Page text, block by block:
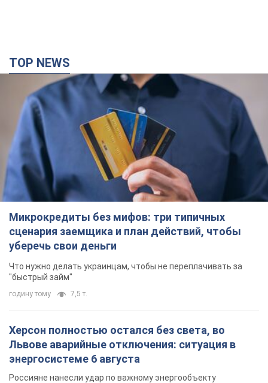
TOP NEWS
Микрокредиты без мифов: три типичных
сценария заемщика и план действий, чтобы
уберечь свои деньги
Что нужно делать украинцам, чтобы не переплачивать за
"быстрый займ"
годину тому 7,5 т.
Херсон полностью остался без света, во
Львове аварийные отключения: ситуация в
энергосистеме 6 августа
Россияне нанесли удар по важному энергообъекту